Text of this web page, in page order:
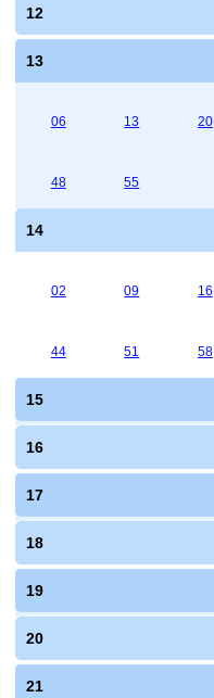
12
13
06 13 20
48 55
14
02 09 16
44 51 58
15
16
17
18
19
20
21